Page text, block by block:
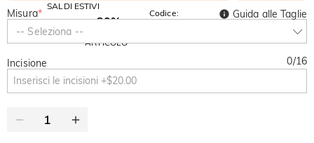
SALDI ESTIVI
-10%
SU TUTTO
-30%
ARTICOLO
Codice:
SUMMER
Misura*
-- Seleziona --
Guida alle Taglie
Incisione 0/16